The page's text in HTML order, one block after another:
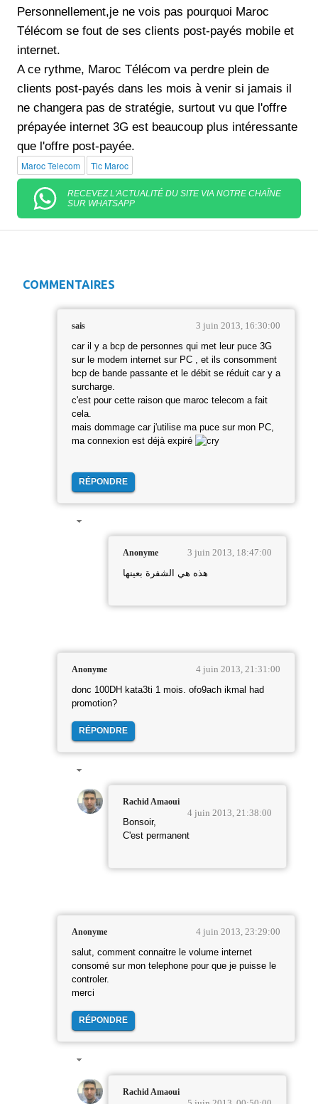
Personnellement,je ne vois pas pourquoi Maroc
Télécom se fout de ses clients post-payés mobile et
internet.
A ce rythme, Maroc Télécom va perdre plein de
clients post-payés dans les mois à venir si jamais il
ne changera pas de stratégie, surtout vu que l'offre
prépayée internet 3G est beaucoup plus intéressante
que l'offre post-payée.
Maroc Telecom Tic Maroc
RECEVEZ L'ACTUALITÉ DU SITE VIA NOTRE CHAÎNE
SUR WHATSAPP
COMMENTAIRES
sais 3 juin 2013, 16:30:00
car il y a bcp de personnes qui met leur puce 3G
sur le modem internet sur PC , et ils consomment
bcp de bande passante et le débit se réduit car y a
surcharge.
c'est pour cette raison que maroc telecom a fait
cela.
mais dommage car j'utilise ma puce sur mon PC,
ma connexion est déjà expiré
RÉPONDRE
Anonyme 3 juin 2013, 18:47:00
هذه هي الشفرة بعينها
Anonyme 4 juin 2013, 21:31:00
donc 100DH kata3ti 1 mois. ofo9ach ikmal had
promotion?
RÉPONDRE
Rachid Amaoui
4 juin 2013, 21:38:00
Bonsoir,
C'est permanent
Anonyme 4 juin 2013, 23:29:00
salut, comment connaitre le volume internet
consomé sur mon telephone pour que je puisse le
controler.
merci
RÉPONDRE
Rachid Amaoui